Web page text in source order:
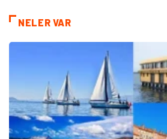
NELER VAR